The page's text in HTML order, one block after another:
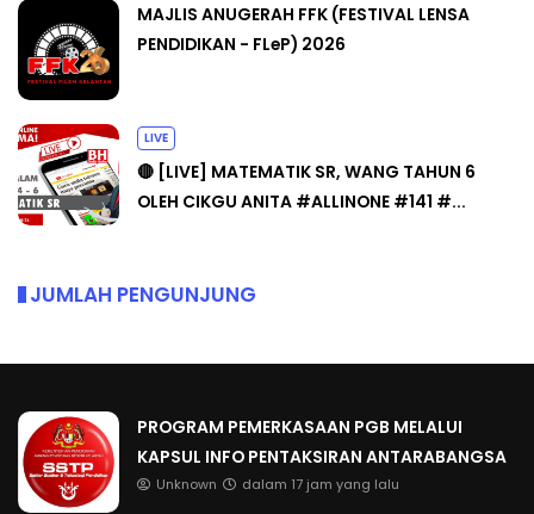
MAJLIS ANUGERAH FFK (FESTIVAL LENSA
PENDIDIKAN - FLeP) 2026
LIVE
🔴 [LIVE] MATEMATIK SR, WANG TAHUN 6
OLEH CIKGU ANITA #ALLINONE #141 #...
JUMLAH PENGUNJUNG
PROGRAM PEMERKASAAN PGB MELALUI
KAPSUL INFO PENTAKSIRAN ANTARABANGSA
Unknown dalam 17 jam yang lalu